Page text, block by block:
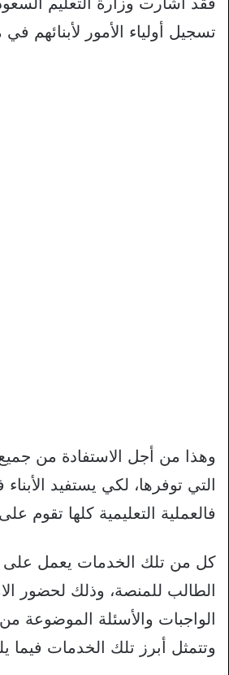
تسجيل أولياء الأمور لأبنائهم
وهذا من أجل الاستفادة من
التي توفرها، لكي يستفيد
فالعملية التعليمية كلها تقوم
كل من تلك الخدمات يعمل على
الطالب للمنصة، وذلك لحضور
الواجبات والأسئلة الموضوعة
وتتمثل أبرز تلك الخدمات فيما